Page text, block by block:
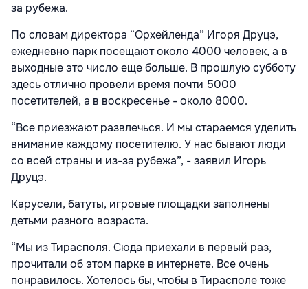
за рубежа.
По словам директора “Орхейленда” Игоря Друцэ,
ежедневно парк посещают около 4000 человек, а в
выходные это число еще больше. В прошлую субботу
здесь отлично провели время почти 5000
посетителей, а в воскресенье - около 8000.
“Все приезжают развлечься. И мы стараемся уделить
внимание каждому посетителю. У нас бывают люди
со всей страны и из-за рубежа”, - заявил Игорь
Друцэ.
Карусели, батуты, игровые площадки заполнены
детьми разного возраста.
“Мы из Тирасполя. Сюда приехали в первый раз,
прочитали об этом парке в интернете. Все очень
понравилось. Хотелось бы, чтобы в Тирасполе тоже